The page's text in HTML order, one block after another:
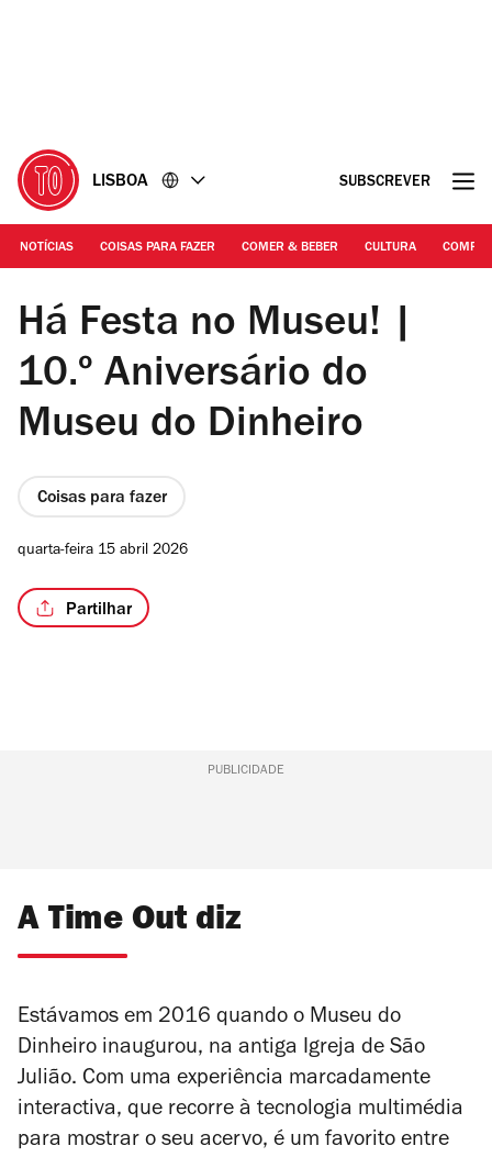
LISBOA SUBSCREVER
NOTÍCIAS COISAS PARA FAZER COMER & BEBER CULTURA
Francisco Nogueira | Museu do Dinheiro
Há Festa no Museu! |
10.º Aniversário do
Museu do Dinheiro
Coisas para fazer
quarta-feira 15 abril 2026
Partilhar
PUBLICIDADE
A Time Out diz
Estávamos em 2016 quando o Museu do
Dinheiro inaugurou, na antiga Igreja de São
Julião. Com uma experiência marcadamente
interactiva, que recorre à tecnologia multimédia
para mostrar o seu acervo, é um favorito entre